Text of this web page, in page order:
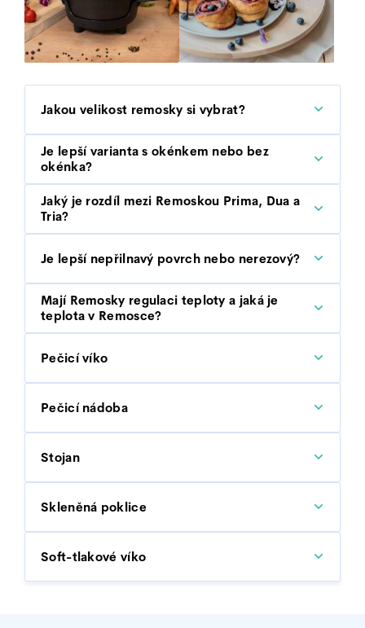
Jakou velikost remosky si vybrat?
Je lepší varianta s okénkem nebo bez
okénka?
Jaký je rozdíl mezi Remoskou Prima, Dua a
Tria?
Je lepší nepřilnavý povrch nebo nerezový?
Mají Remosky regulaci teploty a jaká je
teplota v Remosce?
Pečicí víko
Pečicí nádoba
Stojan
Skleněná poklice
Soft-tlakové víko